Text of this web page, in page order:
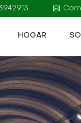
HOGAR